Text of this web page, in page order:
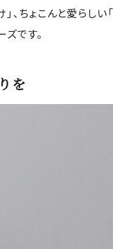
」、ちょこんと愛ら
です。
を